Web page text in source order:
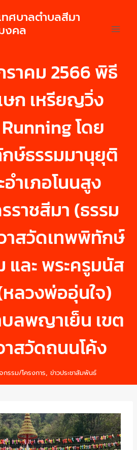
ทศบาลตำบลสีมา
งคล
ราคม 2566 พิธี
ก เหรียญวิ่ง
โดย
ษ์ธรรมมานุยุติ
ำเภอโนนสูง
ราชสีมา (ธรรม
าสวัดเทพพิทักษ์
ละ พระครูมนัส
ลวงพ่ออุ่นใจ)
ลพญาเย็น เขต
าสวัดถนนโค้ง
กรรม/โครงการ, ข่าวประชาสัมพันธ์